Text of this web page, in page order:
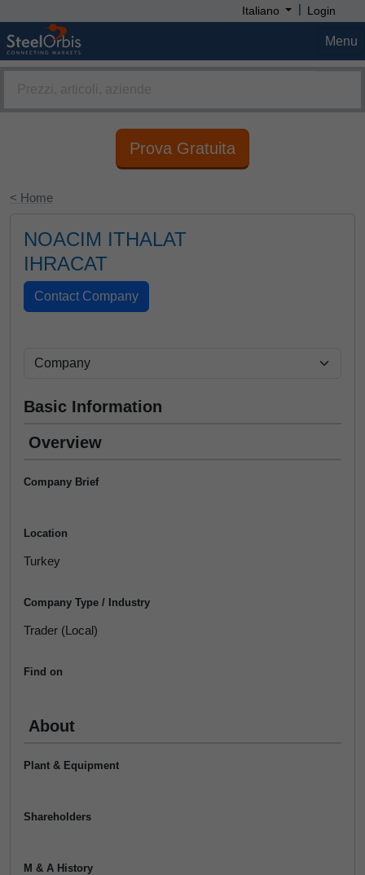
Italiano | Login
Menu
Prova Gratuita
< Home
NOACIM ITHALAT
IHRACAT
Basic Information
Overview
Company Brief
Location
Turkey
Company Type / Industry
Trader (Local)
Find on
About
Plant & Equipment
Shareholders
M & A History